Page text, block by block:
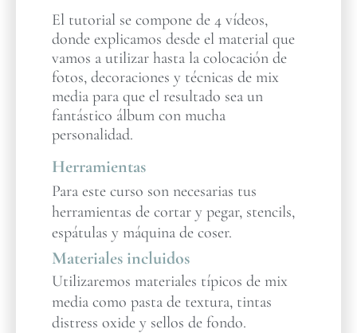
El tutorial se compone de 4 vídeos,
donde explicamos desde el material que
vamos a utilizar hasta la colocación de
fotos, decoraciones y técnicas de mix
media para que el resultado sea un
fantástico álbum con mucha
personalidad.
Herramientas
Para este curso son necesarias tus
herramientas de cortar y pegar, stencils,
espátulas y máquina de coser.
Materiales incluidos
Utilizaremos materiales típicos de mix
media como pasta de textura, tintas
distress oxide y sellos de fondo.